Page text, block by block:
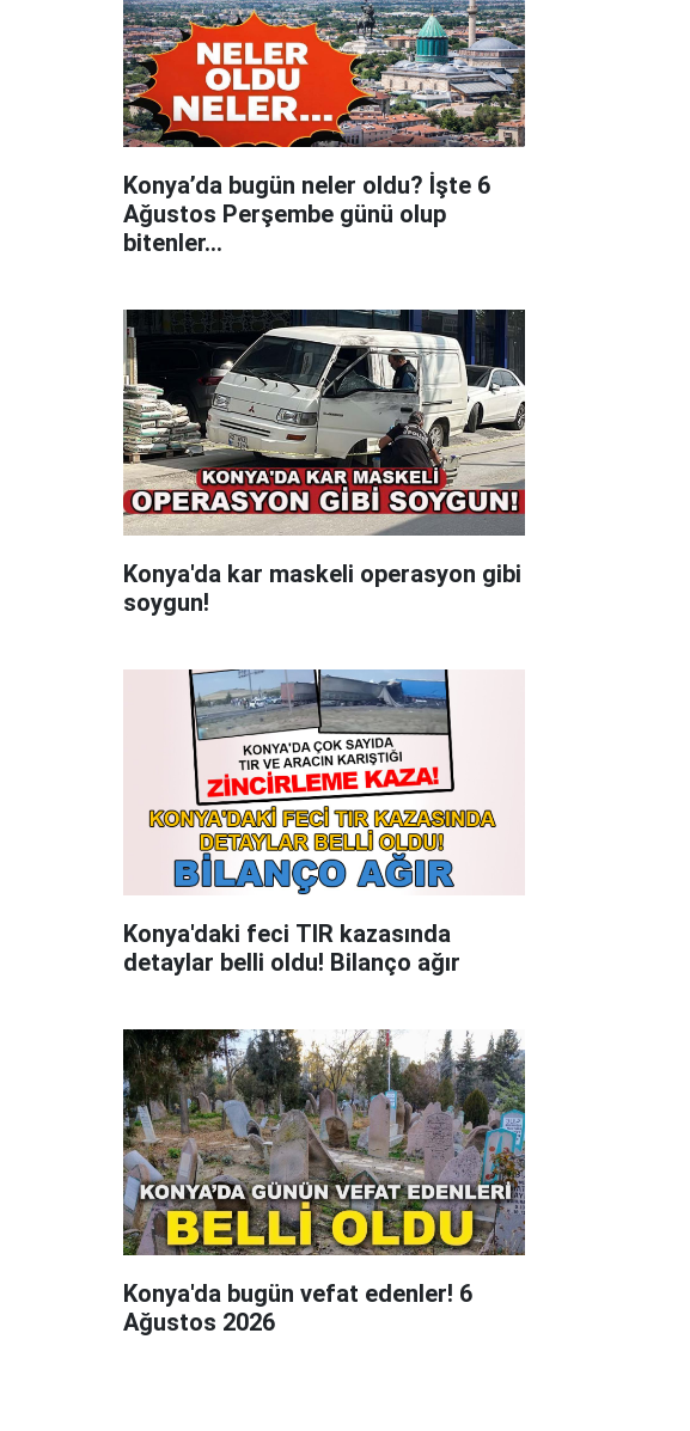
Konya’da bugün neler oldu? İşte 6
Ağustos Perşembe günü olup
bitenler…
Konya'da kar maskeli operasyon gibi
soygun!
Konya'daki feci TIR kazasında
detaylar belli oldu! Bilanço ağır
Konya'da bugün vefat edenler! 6
Ağustos 2026